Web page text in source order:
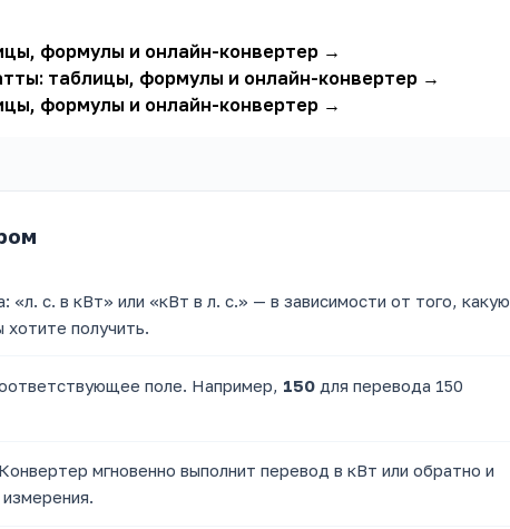
формулы и онлайн-конвертер→
таблицы, формулы и онлайн-конвертер→
формулы и онлайн-конвертер→
«л. с. в кВт» или «кВт в л. с.» — в зависимости от того, какую
получить.
поле. Например, 150 для перевода 150
мгновенно выполнит перевод в кВт или обратно и